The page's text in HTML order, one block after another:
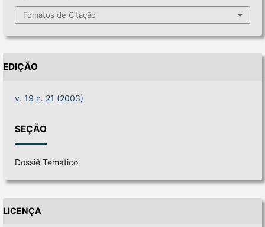
Fomatos de Citação
EDIÇÃO
v. 19 n. 21 (2003)
SEÇÃO
Dossiê Temático
LICENÇA